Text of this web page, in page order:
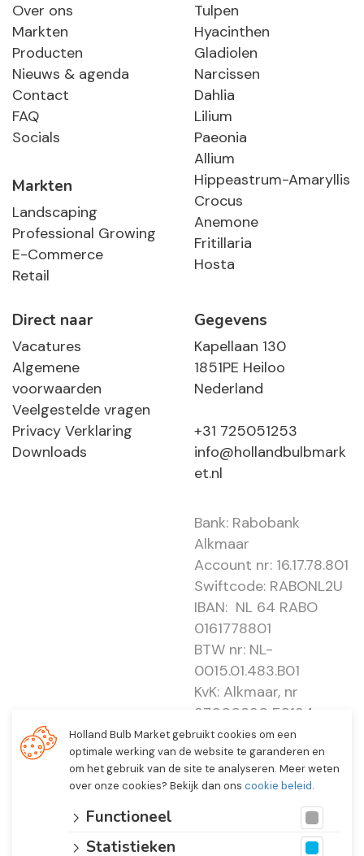
Over ons
Markten
Producten
Nieuws & agenda
Contact
FAQ
Socials
Markten
Landscaping
Professional Growing
E-Commerce
Retail
Tulpen
Hyacinthen
Gladiolen
Narcissen
Dahlia
Lilium
Paeonia
Allium
Hippeastrum-Amaryllis
Crocus
Anemone
Fritillaria
Hosta
Direct naar
Vacatures
Algemene
voorwaarden
Veelgestelde vragen
Privacy Verklaring
Downloads
Gegevens
Kapellaan 130
1851PE Heiloo
Nederland
+31 725051253
info@hollandbulbmark
et.nl
Bank: Rabobank
Alkmaar
Account nr: 16.17.78.801
Swiftcode: RABONL2U
IBAN: NL 64 RABO
0161778801
BTW nr: NL-
0015.01.483.B01
KvK: Alkmaar, nr
37000830 E0194 -
EBO 505
Holland Bulb Market gebruikt cookies om een
optimale werking van de website te garanderen en
om het gebruik van de site te analyseren. Meer weten
over onze cookies? Bekijk dan ons cookie beleid.
Functioneel
Statistieken